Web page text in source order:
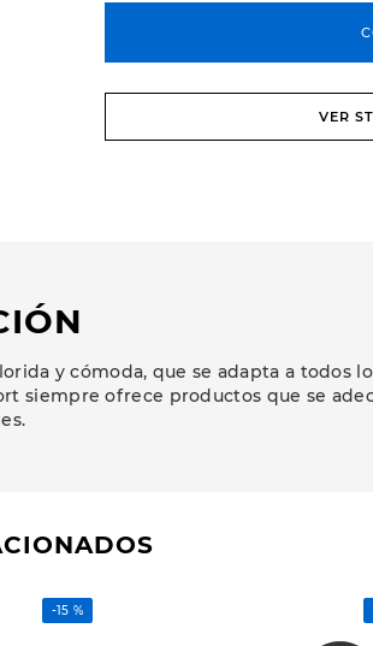
VER
y cómoda, que se adapta a todos
siempre ofrece productos que se
-15 %